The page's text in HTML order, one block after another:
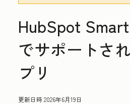
HubSpot
でサポートさ
プリ
更新日時2026年6月19日